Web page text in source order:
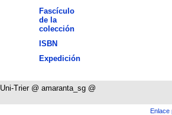
Fascículo
de la
colección
ISBN
Expedición
Uni-Trier @ amaranta_sg @
Enlace